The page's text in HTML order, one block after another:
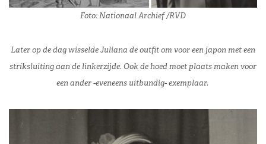
Foto: Nationaal Archief /RVD
Later op de dag wisselde Juliana de outfit om voor een japon met een
striksluiting aan de linkerzijde. Ook de hoed moet plaats maken voor
een ander -eveneens uitbundig- exemplaar.